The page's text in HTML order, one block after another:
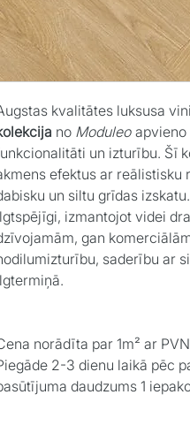
kvalitātes luksusa
no Moduleo apvieno
un izturību. Šī
efektus ar reālistisku
un siltu grīdas
izmantojot videi
gan
saderību ar
norādīta par 1m² ar PVN
2-3 dienu laikā pēc
daudzums 1